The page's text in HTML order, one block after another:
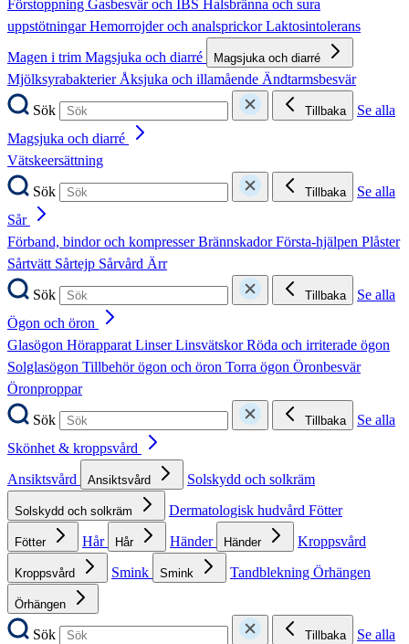
Förstoppning Gasbesvär och IBS Halsbränna och sura
uppstötningarHemorrojder och analsprickorLaktosintolerans
Magen i trim Magsjuka och diarré Magsjuka och diarré
MjölksyrabakterierÅksjuka och illamående Ändtarmsbesvär
Sök
Tillbaka
Se alla
Magsjuka och diarré
Vätskeersättning
Sök
Tillbaka
Se alla
Sår
Förband, bindor och kompresserBrännskadorFörsta-hjälpen Plåster
Sårtvätt Sårtejp Sårvård Ärr
Sök
Tillbaka
Se alla
Ögon och öron
Glasögon HörapparatLinserLinsvätskorRöda och irriterade ögon
Solglasögon Tillbehör ögon och öron Torra ögon Öronbesvär
Öronproppar
Sök
Tillbaka
Se alla
Skönhet & kroppsvård
Ansiktsvård
Ansiktsvård Solskydd och solkräm
Solskydd och solkräm Dermatologisk hudvård Fötter
Fötter Hår Hår Händer Händer Kroppsvård
Kroppsvård Smink Smink Tandblekning Örhängen
Örhängen
Sök Tillbaka
Se alla